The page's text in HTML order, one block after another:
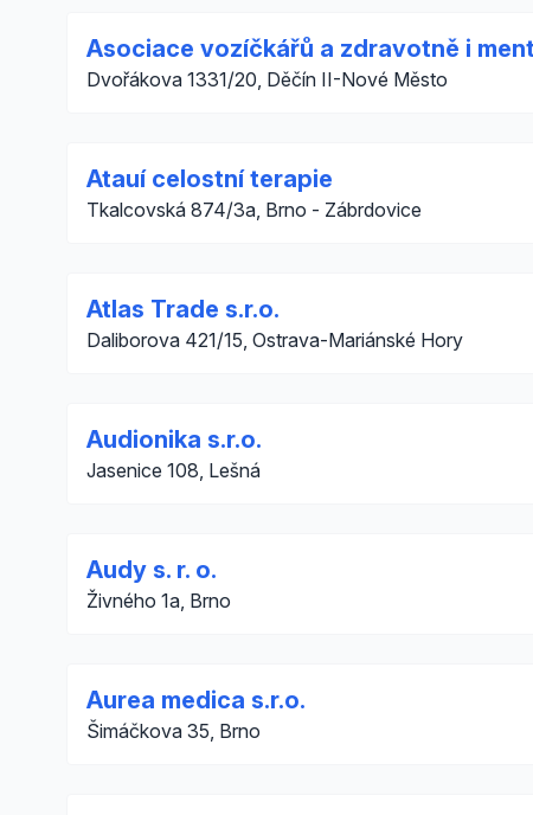
Asociace vozíčkářů a zdravotně i
Dvořákova 1331/20, Děčín II-Nové Město
Atauí celostní terapie
Tkalcovská 874/3a, Brno - Zábrdovice
Atlas Trade s.r.o.
Daliborova 421/15, Ostrava-Mariánské Hory
Audionika s.r.o.
Jasenice 108, Lešná
Audy s. r. o.
Živného 1a, Brno
Aurea medica s.r.o.
Šimáčkova 35, Brno